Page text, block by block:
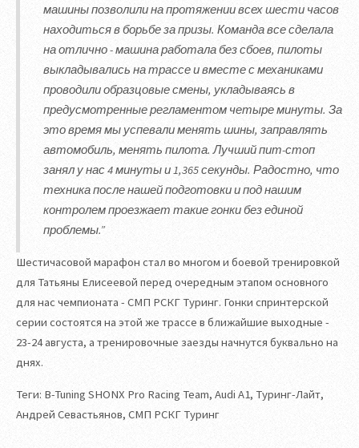
машины позволили на протяжении всех шести часов
находиться в борьбе за призы. Команда все сделала
на отлично - машина работала без сбоев, пилоты
выкладывались на трассе и вместе с механиками
проводили образцовые смены, укладываясь в
предусмотренные регламентом четыре минуты. За
это время мы успевали менять шины, заправлять
автомобиль, менять пилота. Лучший пит-стоп
занял у нас 4 минуты и 1,365 секунды. Радостно, что
техника после нашей подготовки и под нашим
контролем проезжает такие гонки без единой
проблемы.”
Шестичасовой марафон стал во многом и боевой тренировкой
для Татьяны Елисеевой перед очередным этапом основного
для нас чемпионата - СМП РСКГ Туринг. Гонки спринтерской
серии состоятся на этой же трассе в ближайшие выходные -
23-24 августа, а тренировочные заезды начнутся буквально на
днях.
Теги: B-Tuning SHONX Pro Racing Team, Audi A1, Туринг-Лайт,
Андрей Севастьянов, СМП РСКГ Туринг